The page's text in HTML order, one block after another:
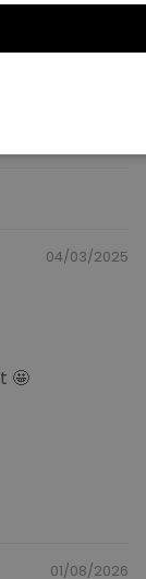
04/03/2025
🤩
01/08/2026